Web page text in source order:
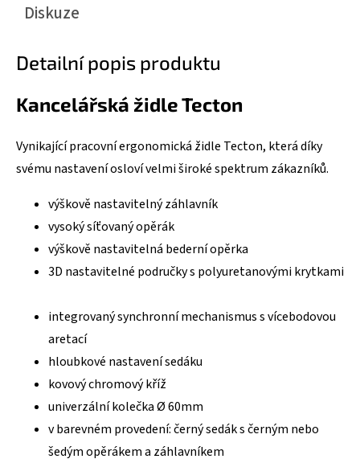
Diskuze
Detailní popis produktu
Kancelářská židle Tecton
Vynikající pracovní ergonomická židle Tecton, která díky
svému nastavení osloví velmi široké spektrum zákazníků.
výškově nastavitelný záhlavník
vysoký síťovaný opěrák
výškově nastavitelná bederní opěrka
3D nastavitelné područky s polyuretanovými krytkami
integrovaný synchronní mechanismus s vícebodovou
aretací
hloubkové nastavení sedáku
kovový chromový kříž
univerzální kolečka Ø 60mm
v barevném provedení: černý sedák s černým nebo
šedým opěrákem a záhlavníkem